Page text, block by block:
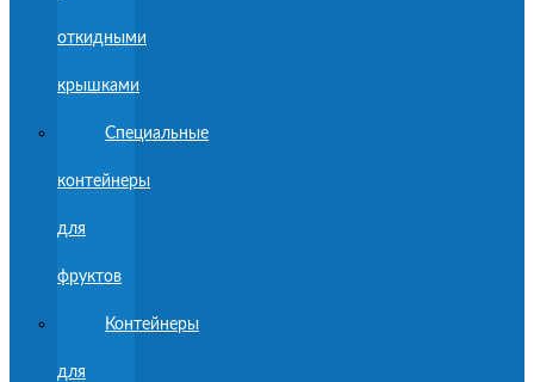
откидными
крышками
Специальные
контейнеры
для
фруктов
Контейнеры
для